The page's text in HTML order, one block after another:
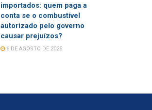
importados: quem paga a
conta se o combustível
autorizado pelo governo
causar prejuízos?
6 DE AGOSTO DE 2026